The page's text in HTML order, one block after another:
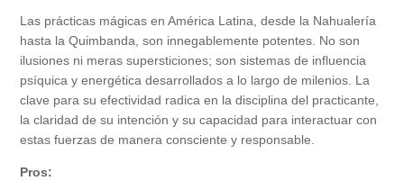
Las prácticas mágicas en América Latina, desde la Nahualería
hasta la Quimbanda, son innegablemente potentes. No son
ilusiones ni meras supersticiones; son sistemas de influencia
psíquica y energética desarrollados a lo largo de milenios. La
clave para su efectividad radica en la disciplina del practicante,
la claridad de su intención y su capacidad para interactuar con
estas fuerzas de manera consciente y responsable.
Pros: